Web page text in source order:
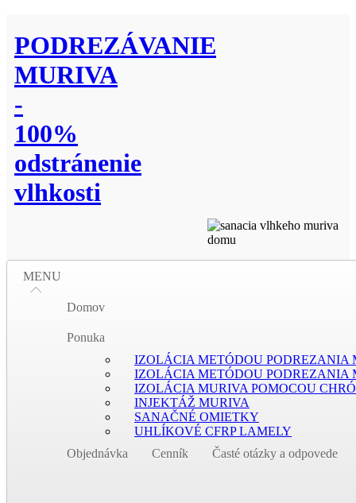
PODREZÁVANIE
MURIVA
-
100%
odstránenie
vlhkosti
MENU
Domov
Ponuka
IZOLÁCIA METÓDOU PODREZANIA
IZOLÁCIA METÓDOU
IZOLÁCIA MURIVA POMOCOU
INJEKTÁŽ MURIVA
SANAČNÉ OMIETKY
UHLÍKOVÉ CFRP LAMELY
Objednávka
Cenník Časté otázky a odpovede